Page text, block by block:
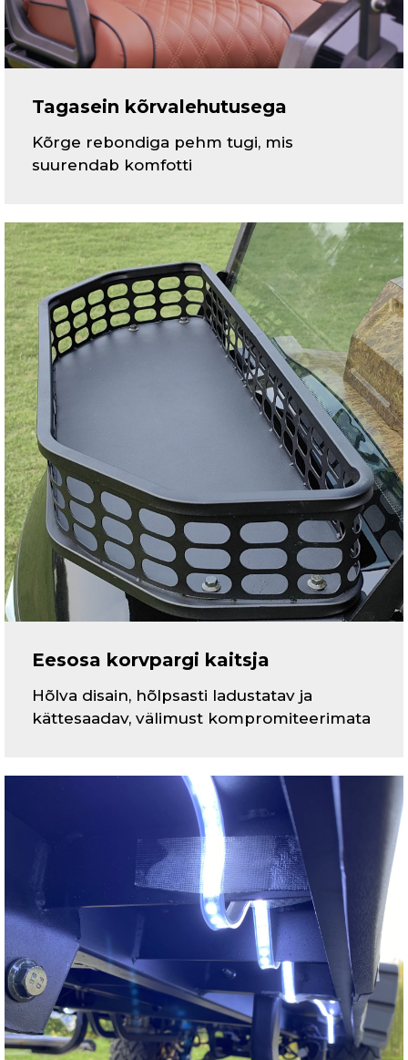
Tagasein kõrvalehutusega
Kõrge rebondiga pehm tugi, mis
suurendab komfotti
Eesosa korvpargi kaitsja
Hõlva disain, hõlpsasti ladustatav ja
kättesaadav, välimust kompromiteerimata